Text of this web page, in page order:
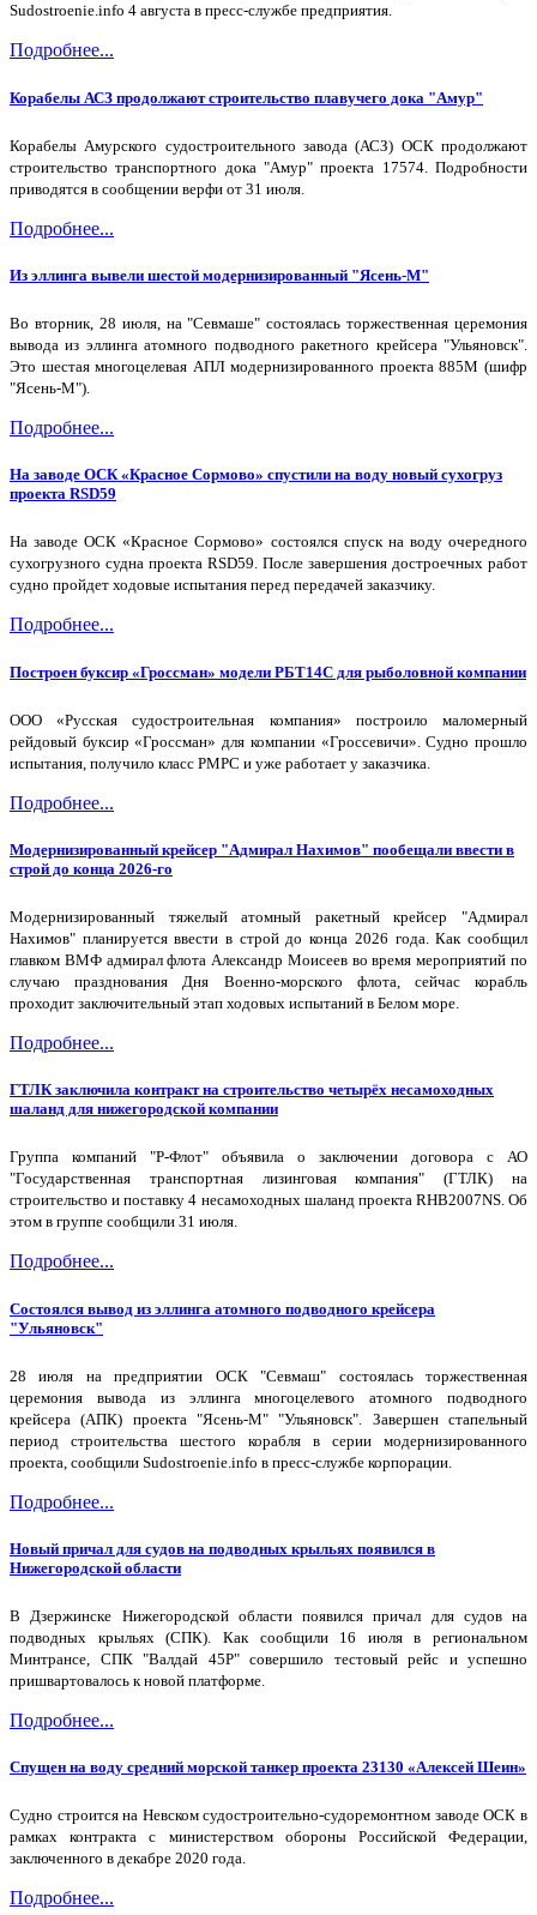
Sudostroenie.info 4 августа в пресс-службе предприятия.
Подробнее...
Корабелы АСЗ продолжают строительство плавучего дока "Амур"
Корабелы Амурского судостроительного завода (АСЗ) ОСК продолжают
строительство транспортного дока "Амур" проекта 17574. Подробности
приводятся в сообщении верфи от 31 июля.
Подробнее...
Из эллинга вывели шестой модернизированный "Ясень-М"
Во вторник, 28 июля, на "Севмаше" состоялась торжественная церемония
вывода из эллинга атомного подводного ракетного крейсера "Ульяновск".
Это шестая многоцелевая АПЛ модернизированного проекта 885М (шифр
"Ясень-М").
Подробнее...
На заводе ОСК «Красное Сормово» спустили на воду новый сухогруз
проекта RSD59
На заводе ОСК «Красное Сормово» состоялся спуск на воду очередного
сухогрузного судна проекта RSD59. После завершения достроечных работ
судно пройдет ходовые испытания перед передачей заказчику.
Подробнее...
Построен буксир «Гроссман» модели РБТ14С для рыболовной компании
ООО «Русская судостроительная компания» построило маломерный
рейдовый буксир «Гроссман» для компании «Гроссевичи». Судно прошло
испытания, получило класс РМРС и уже работает у заказчика.
Подробнее...
Модернизированный крейсер "Адмирал Нахимов" пообещали ввести в
строй до конца 2026-го
Модернизированный тяжелый атомный ракетный крейсер "Адмирал
Нахимов" планируется ввести в строй до конца 2026 года. Как сообщил
главком ВМФ адмирал флота Александр Моисеев во время мероприятий по
случаю празднования Дня Военно-морского флота, сейчас корабль
проходит заключительный этап ходовых испытаний в Белом море.
Подробнее...
ГТЛК заключила контракт на строительство четырёх несамоходных
шаланд для нижегородской компании
Группа компаний "Р-Флот" объявила о заключении договора с АО
"Государственная транспортная лизинговая компания" (ГТЛК) на
строительство и поставку 4 несамоходных шаланд проекта RHB2007NS. Об
этом в группе сообщили 31 июля.
Подробнее...
Состоялся вывод из эллинга атомного подводного крейсера
"Ульяновск"
28 июля на предприятии ОСК "Севмаш" состоялась торжественная
церемония вывода из эллинга многоцелевого атомного подводного
крейсера (АПК) проекта "Ясень-М" "Ульяновск". Завершен стапельный
период строительства шестого корабля в серии модернизированного
проекта, сообщили Sudostroenie.info в пресс-службе корпорации.
Подробнее...
Новый причал для судов на подводных крыльях появился в
Нижегородской области
В Дзержинске Нижегородской области появился причал для судов на
подводных крыльях (СПК). Как сообщили 16 июля в региональном
Минтрансе, СПК "Валдай 45Р" совершило тестовый рейс и успешно
пришвартовалось к новой платформе.
Подробнее...
Спущен на воду средний морской танкер проекта 23130 «Алексей Шеин»
Судно строится на Невском судостроительно-судоремонтном заводе ОСК в
рамках контракта с министерством обороны Российской Федерации,
заключенного в декабре 2020 года.
Подробнее...